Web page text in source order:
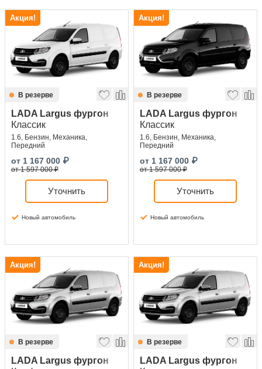
Акция!
В резерве
LADA Largus фургон
Классик
1.6, Бензин, Механика,
Передний
от 1 167 000 ₽
от 1 597 000 ₽
Уточнить
Новый автомобиль
Акция!
В резерве
LADA Largus фургон
Классик
1.6, Бензин, Механика,
Передний
от 1 167 000 ₽
от 1 597 000 ₽
Уточнить
Новый автомобиль
Акция!
В резерве
LADA Largus фургон
Акция!
В резерве
LADA Largus фургон